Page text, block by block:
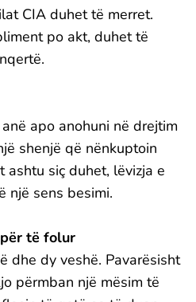
CIA duhet të merret.
po akt, duhet të
apo anohuni në drejtim
shenjë që nënkuptoin
ashtu siç duhet, lëvizja e
një sens besimi.
të folur
dhe dy veshë. Pavarësisht
përmban një mësim të